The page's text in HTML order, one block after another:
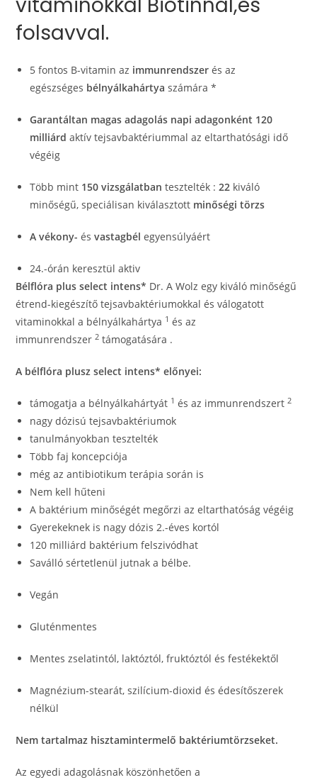
vitaminokkal Biotinnal,és
folsavval.
5 fontos B-vitamin az immunrendszer és az
egészséges bélnyálkahártya számára *
Garantáltan magas adagolás napi adagonként 120
milliárd aktív tejsavbaktériummal az eltarthatósági idő
végéig
Több mint 150 vizsgálatban tesztelték :22 kiváló
minőségű, speciálisan kiválasztott minőségi törzs
A vékony- ésvastagbél egyensúlyáért
24.-órán keresztül aktiv
Bélflóra plus select intens* Dr. A Wolz egy kiváló minőségű
étrend-kiegészítő tejsavbaktériumokkal és válogatott
vitaminokkal a bélnyálkahártya 1 és az
immunrendszer2 támogatására .
A bélflóra plusz select intens* előnyei:
támogatja a bélnyálkahártyát 1 és az immunrendszert2
nagy dózisú tejsavbaktériumok
tanulmányokban tesztelték
Több faj koncepciója
még az antibiotikum terápia során is
Nem kell hűteni
A baktérium minőségét megőrzi az eltarthatóság végéig
Gyerekeknek is nagy dózis 2.-éves kortól
120 milliárd baktérium felszivódhat
Saválló sértetlenül jutnak a bélbe.
Vegán
Gluténmentes
Mentes zselatintól, laktóztól, fruktóztól és festékektől
Magnézium-stearát, szilícium-dioxid és édesítőszerek
nélkül
Nem tartalmaz hisztamintermelő baktériumtörzseket.
Az egyedi adagolásnak köszönhetően a